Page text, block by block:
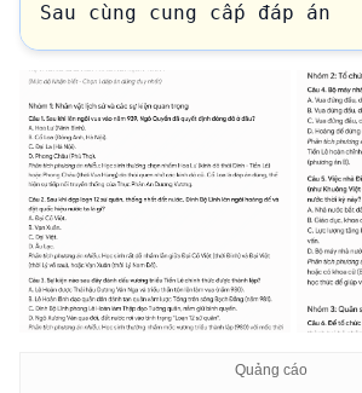
Sau cùng cung cấp đáp án